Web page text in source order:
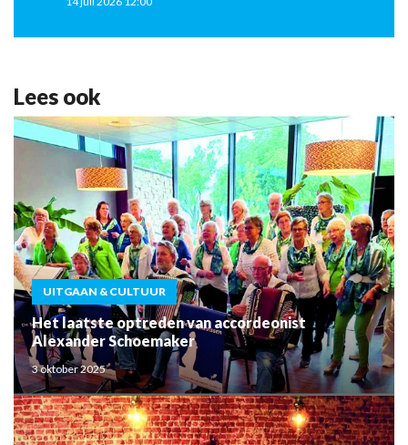
Lees ook
UITGAAN & CULTUUR
Het laatste optreden van accordeonist
Alexander Schoemaker
3 oktober 2025